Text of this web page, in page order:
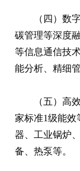
（四）数
碳管理等深度
等信息通信技
能分析、精细
（五）高
家标准1级能效
器、工业锅炉
备、热泵等。